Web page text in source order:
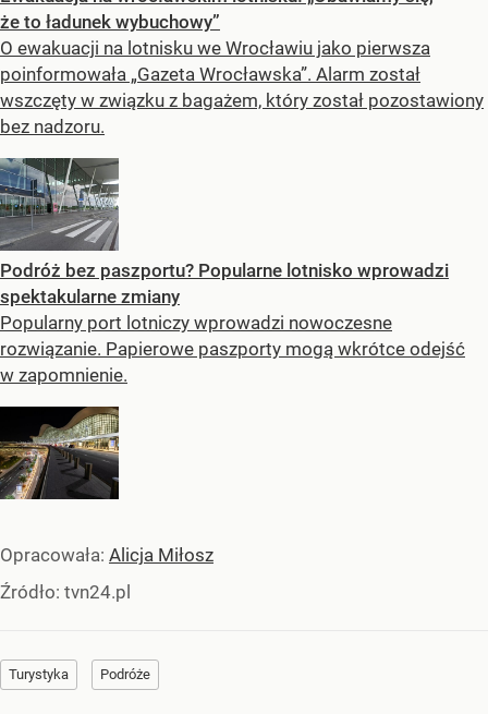
że to ładunek wybuchowy”
O ewakuacji na lotnisku we Wrocławiu jako pierwsza
poinformowała „Gazeta Wrocławska”. Alarm został
wszczęty w związku z bagażem, który został pozostawiony
bez nadzoru.
Podróż bez paszportu? Popularne lotnisko wprowadzi
spektakularne zmiany
Popularny port lotniczy wprowadzi nowoczesne
rozwiązanie. Papierowe paszporty mogą wkrótce odejść
w zapomnienie.
Opracowała: Alicja Miłosz
Źródło: tvn24.pl
Turystyka Podróże